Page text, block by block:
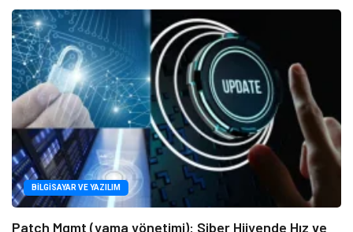
BILGISAYAR VE YAZILIM
Patch Mgmt (yama yönetimi): Siber Hijyende Hız ve